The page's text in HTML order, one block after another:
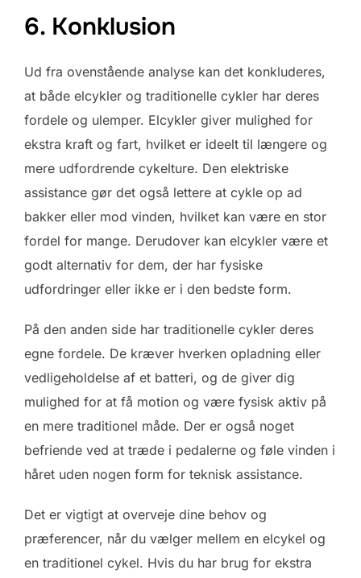
6. Konklusion
Ud fra ovenstående analyse kan det konkluderes,
at både elcykler og traditionelle cykler har deres
fordele og ulemper. Elcykler giver mulighed for
ekstra kraft og fart, hvilket er ideelt til længere og
mere udfordrende cykelture. Den elektriske
assistance gør det også lettere at cykle op ad
bakker eller mod vinden, hvilket kan være en stor
fordel for mange. Derudover kan elcykler være et
godt alternativ for dem, der har fysiske
udfordringer eller ikke er i den bedste form.
På den anden side har traditionelle cykler deres
egne fordele. De kræver hverken opladning eller
vedligeholdelse af et batteri, og de giver dig
mulighed for at få motion og være fysisk aktiv på
en mere traditionel måde. Der er også noget
befriende ved at træde i pedalerne og føle vinden i
håret uden nogen form for teknisk assistance.
Det er vigtigt at overveje dine behov og
præferencer, når du vælger mellem en elcykel og
en traditionel cykel. Hvis du har brug for ekstra